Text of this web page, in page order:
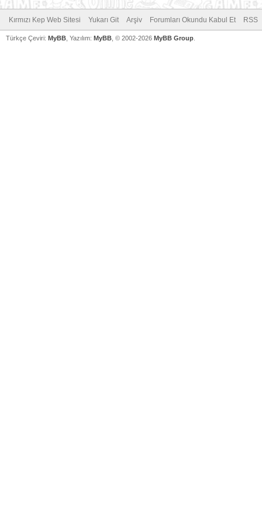
Kırmızı Kep Web Sitesi Yukarı Git Arşiv Forumları Okundu Kabul Et RSS
Türkçe Çeviri: MyBB , Yazılım: MyBB , © 2002-2026 MyBB Group